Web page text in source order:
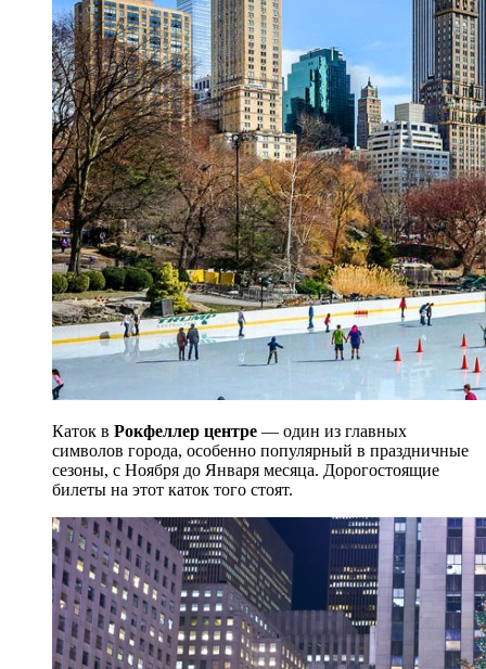
Каток в Рокфеллер центре — один из главных
символов города, особенно популярный в праздничные
сезоны, с Ноября до Января месяца. Дорогостоящие
билеты на этот каток того стоят.